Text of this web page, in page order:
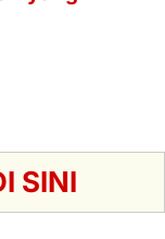
SINI